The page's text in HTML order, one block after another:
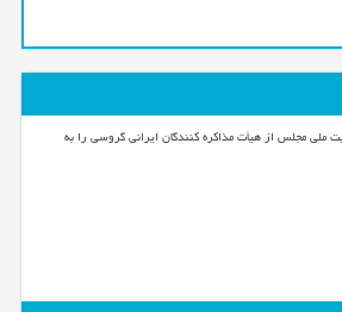
مجلس از هیأت مذاکره کنندگان ایرانی گروسی را به